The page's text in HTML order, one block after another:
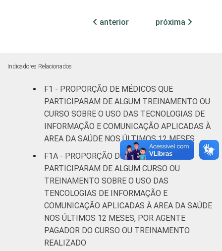
leitos
Não
classificado
65
Até 35 anos 25
36 a 50
anos
51 anos ou
mais
24
LOCALIZAÇÃO
anterior próxima
Indicadores Relacionados
F1 - PROPORÇÃO DE MÉDICOS QUE
PARTICIPARAM DE ALGUM TREINAMENTO OU
CURSO SOBRE O USO DAS TECNOLOGIAS DE
INFORMAÇÃO E COMUNICAÇÃO APLICADAS À
AREA DA SAÚDE NOS ÚLTIMOS 12 MESES
F1A - PROPORÇÃO DE MÉDICOS QUE
PARTICIPARAM DE ALGUM CURSO OU
TREINAMENTO SOBRE O USO DAS
TENCOLOGIAS DE INFORMAÇÃO E
COMUNICAÇÃO APLICADAS À AREA DA SAÚDE
NOS ÚLTIMOS 12 MESES, POR AGENTE
PAGADOR DO CURSO OU TREINAMENTO
REALIZADO